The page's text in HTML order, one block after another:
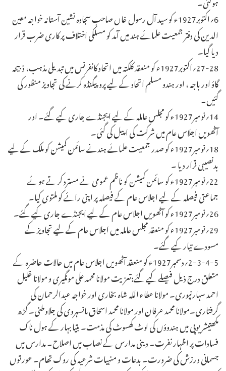
6؍اکتوبر1927ء کو سید آل رسول خاں صاحب سجادہ نشین آستانہ خواجہ معین
الدین کی دفتر جمعیت علمائے ہند میں آمد کو مسلکی اختلاف پر کاری ضرب قرار
دیا گیا۔
27-28؍اکتوبر1927ء کو منعقد کلکتہ میں اتحاد کانفرنس میں تبدیلی مذہب، ذبیحہ
گاؤ اور باجہ ، اور ہندو مسلم اتحاد کے لیے پروپیگنڈہ کرنے کی تجاویز منظور کی
گئیں۔
14؍نومبر1927ء کو مجلس عاملہ کے لیے ایجنڈے جاری کیے گئے۔ اور
آٹھویں اجلاس عام میں شرکت کی اپیل کی گئی۔
18؍نومبر1927ء کو صدر جمعیت علمائے ہندنے سائمن کمیشن کو ملک کے لیے
بدنصیبی قرار دیا ۔
22؍نومبر1927ء کو سائمن کمیشن کو ناظم عمومی نے مسترد کرتے ہوئے
جماعتی فیصلہ کے لیے اجلاس عام کے فیصلہ پر اپنی رائے کو ملتوی کیا۔
26؍نومبر1927ء کو آٹھویں اجلاس عام کے لیے ایجنڈے جاری کیے گئے۔
29؍نومبر1927ء کو منعقد مجلس عاملہ میں اجلاس عام کے لیے تجاویز کے
مسودے تیار کیے گئے۔
2-3-4-5؍دسمبر1927ء کو منعقد آٹھویں اجلاس عام میں حالات حاضرہ کے
متعلق درج ذیل فیصلے کیے گئے:تعزیت مولانا محمد علی مونگیری و مولانا خلیل
احمد سہارنپوری۔ مولانا عطاء اللہ شاہ بخاری اور خواجہ عبدالرحمان کی
گرفتاری۔مولانا محمد عرفان اور مولانا محمد اسحاق مانسہروی کی جلاوطنی۔ گڑھ
مکھتیشریوپی میں ہندوؤں کی لوٹ کھسوٹ کی مذمت۔ بتیا بہار کے ہول ناک
فسادات پر اظہار نفرت۔ دینی مدارس کے نصاب میں اصلاح۔ مدارس میں
جسمانی ورزش کی ضرورت۔ بدعات و منہیات شرعیہ کی روک تھام۔ عورتوں